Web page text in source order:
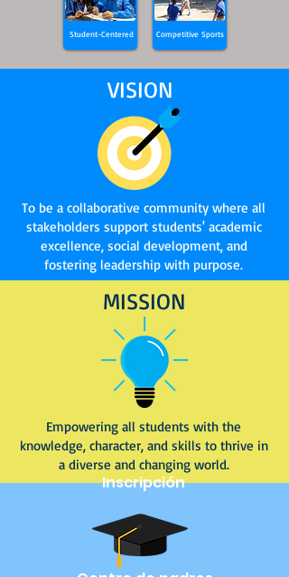
Student-Centered Competitive Sports
VISION
To be a collaborative community where all
stakeholders support students' academic
excellence, social development, and
fostering leadership with purpose.
MISSION
Empowering all students with the
knowledge, character, and skills to thrive in
a diverse and changing world.
Inscripción